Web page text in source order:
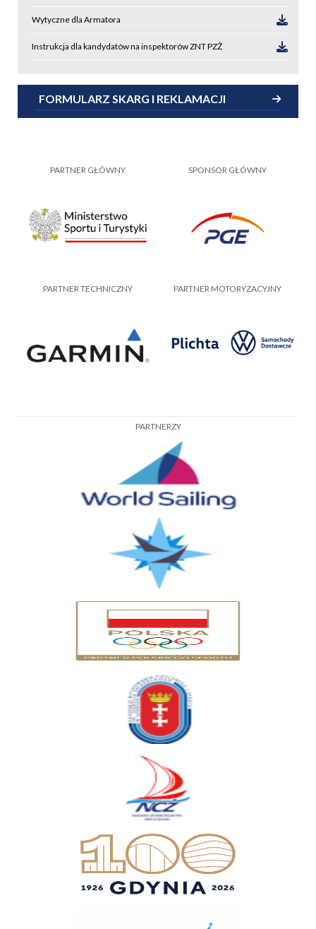
Wytyczne dla Armatora
Instrukcja dla kandydatów na inspektorów ZNT PZŻ
FORMULARZ SKARG I REKLAMACJI
PARTNER GŁÓWNY SPONSOR GŁÓWNY
PARTNER TECHNICZNY PARTNER MOTORYZACYJNY
PARTNERZY